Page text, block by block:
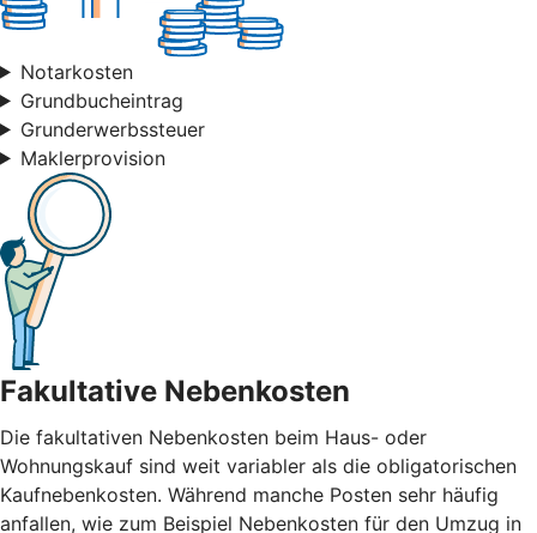
Notarkosten
Grundbucheintrag
Grunderwerbssteuer
Maklerprovision
Fakultative Nebenkosten
Die fakultativen Nebenkosten beim Haus- oder
Wohnungskauf sind weit variabler als die obligatorischen
Kaufnebenkosten. Während manche Posten sehr häufig
anfallen, wie zum Beispiel Nebenkosten für den Umzug in